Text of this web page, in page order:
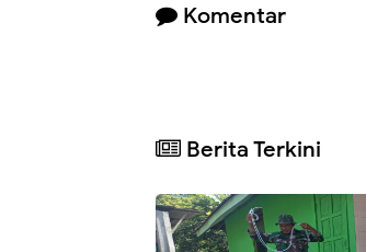
Komentar
Berita Terkini